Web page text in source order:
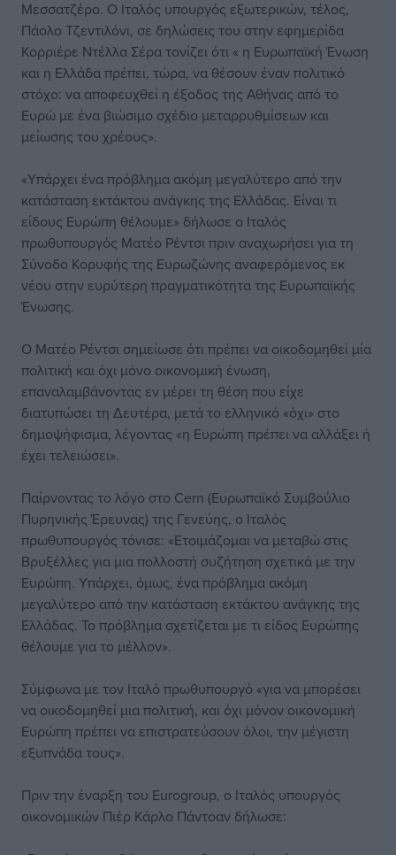
Μεσσατζέρο. Ο Ιταλός υπουργός εξωτερικών, τέλος,
Πάολο Τζεντιλόνι, σε δηλώσεις του στην εφημερίδα
Κορριέρε Ντέλλα Σέρα τονίζει ότι « η Ευρωπαϊκή Ένωση
και η Ελλάδα πρέπει, τώρα, να θέσουν έναν πολιτικό
στόχο: να αποφευχθεί η έξοδος της Αθήνας από το
Ευρώ με ένα βιώσιμο σχέδιο μεταρρυθμίσεων και
μείωσης του χρέους».
«Υπάρχει ένα πρόβλημα ακόμη μεγαλύτερο από την
κατάσταση εκτάκτου ανάγκης της Ελλάδας. Είναι τι
είδους Ευρώπη θέλουμε» δήλωσε ο Ιταλός
πρωθυπουργός Ματέο Ρέντσι πριν αναχωρήσει για τη
Σύνοδο Κορυφής της Ευρωζώνης αναφερόμενος εκ
νέου στην ευρύτερη πραγματικότητα της Ευρωπαϊκής
Ένωσης.
Ο Ματέο Ρέντσι σημείωσε ότι πρέπει να οικοδομηθεί μία
πολιτική και όχι μόνο οικονομική ένωση,
επαναλαμβάνοντας εν μέρει τη θέση που είχε
διατυπώσει τη Δευτέρα, μετά το ελληνικό «όχι» στο
δημοψήφισμα, λέγοντας «η Ευρώπη πρέπει να αλλάξει ή
έχει τελειώσει».
Παίρνοντας το λόγο στο Cern (Ευρωπαϊκό Συμβούλιο
Πυρηνικής Έρευνας) της Γενεύης, ο Ιταλός
πρωθυπουργός τόνισε: «Ετοιμάζομαι να μεταβώ στις
Βρυξέλλες για μια πολλοστή συζήτηση σχετικά με την
Ευρώπη. Υπάρχει, όμως, ένα πρόβλημα ακόμη
μεγαλύτερο από την κατάσταση εκτάκτου ανάγκης της
Ελλάδας. Το πρόβλημα σχετίζεται με τι είδος Ευρώπης
θέλουμε για το μέλλον».
Σύμφωνα με τον Ιταλό πρωθυπουργό «για να μπορέσει
να οικοδομηθεί μια πολιτική, και όχι μόνον οικονομική
Ευρώπη πρέπει να επιστρατεύσουν όλοι, την μέγιστη
εξυπνάδα τους».
Πριν την έναρξη του Eurogroup, o Ιταλός υπουργός
οικονομικών Πιέρ Κάρλο Πάντοαν δήλωσε: